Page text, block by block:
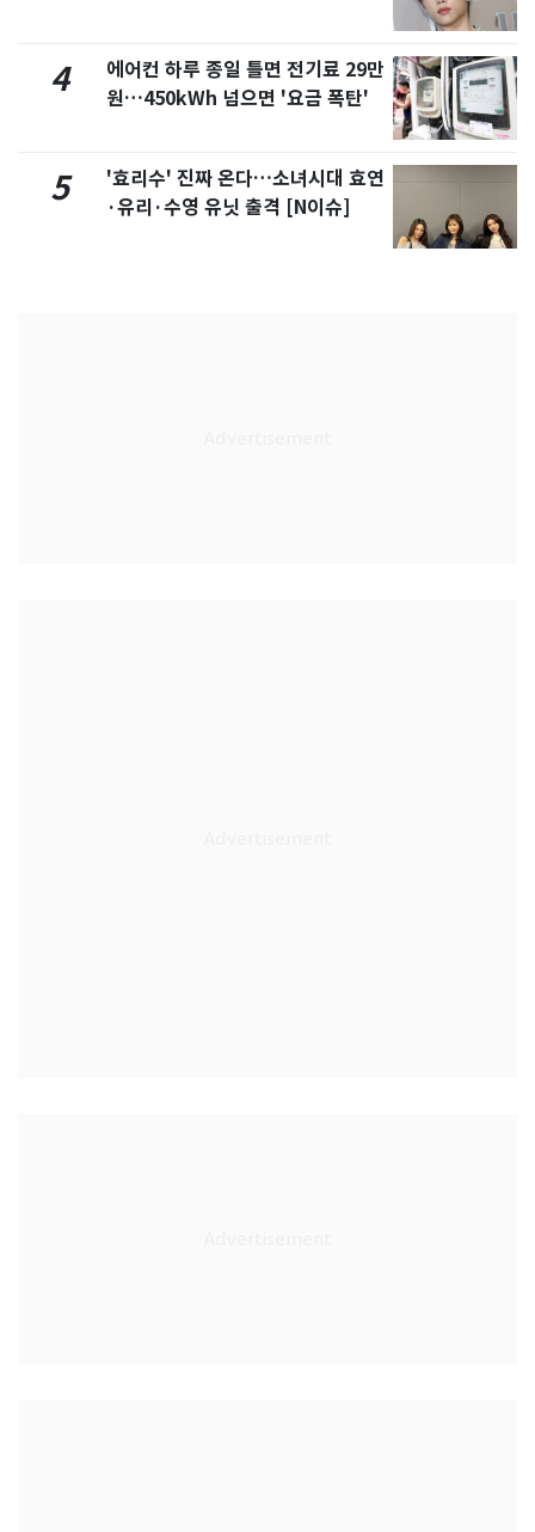
4
에어컨 하루 종일 틀면 전기료 29만
원…450kWh 넘으면 '요금 폭탄'
5
'효리수' 진짜 온다…소녀시대 효연
·유리·수영 유닛 출격 [N이슈]